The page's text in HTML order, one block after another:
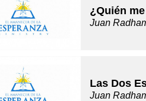
¿Quién
Juan
Las Dos
Juan